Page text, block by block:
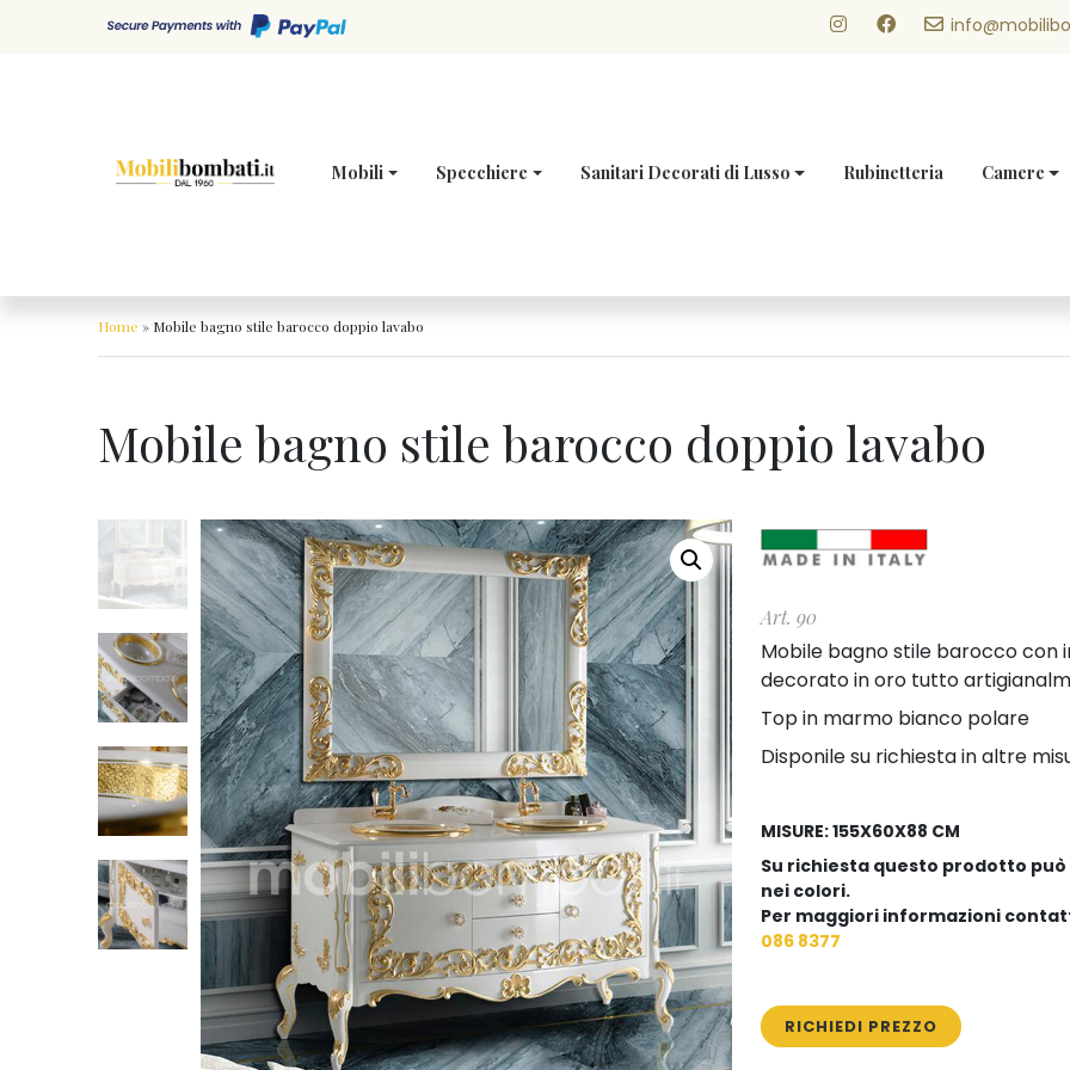
Mobili Specchiere Sanitari Decorati di Lusso Rubinetteria Camere
Home » Mobile bagno stile barocco doppio lavabo
Mobile bagno stile barocco doppio lavabo
Art. 90
Mobile bagno stile barocco con
decorato in oro tutto
Top in marmo bianco polare
Disponile su richiesta in altre
MISURE: 155X60X88 CM
Su richiesta questo prodotto
nei colori.
Per maggiori informazioni
086 8377
RICHIEDI PREZZO